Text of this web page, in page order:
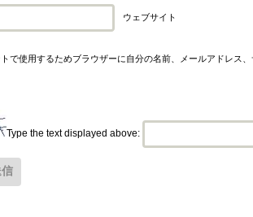
ウェブサイト
で使用するためブラウザーに自分の名前、メールアドレス
Type the text displayed above: